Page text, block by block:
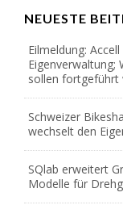
NEUESTE
Eilmeldung:
Eigenverwaltung;
sollen fortgeführt
Schweizer
wechselt den
SQlab erweitert
Modelle für